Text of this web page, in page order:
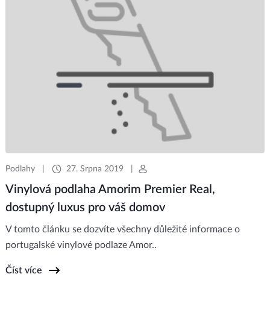
Podlahy| 27. Srpna 2019|
Vinylová podlaha Amorim Premier Real,
dostupný luxus pro váš domov
V tomto článku se dozvíte všechny důležité informace o
portugalské vinylové podlaze Amor..
Číst více